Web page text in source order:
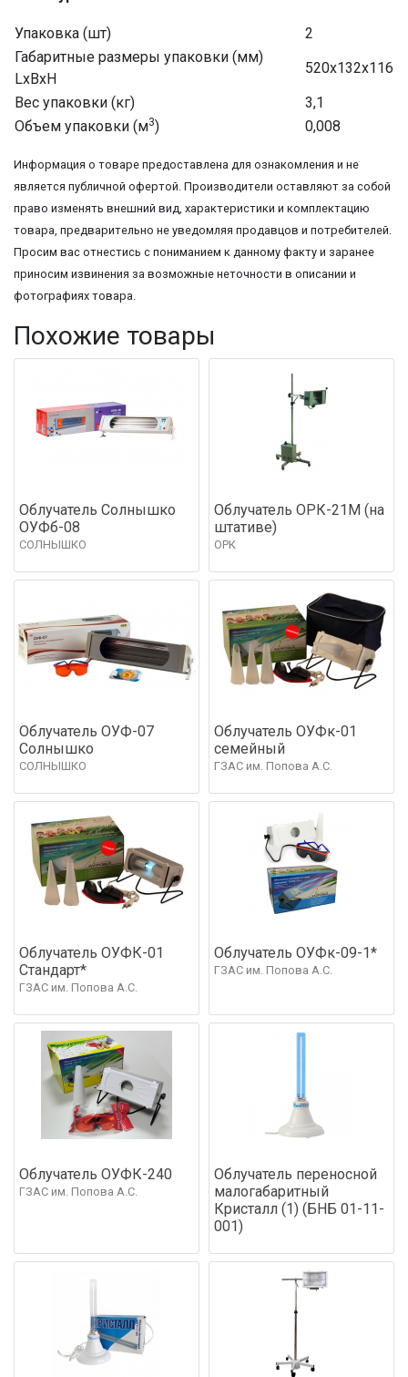
Упаковка (шт)
2
Габаритные размеры упаковки (мм)
LxBxH
520х132х116
Вес упаковки (кг)
3,1
Объем упаковки (м3) 0,008
Информация о товаре предоставлена для ознакомления и не
является публичной офертой. Производители оставляют за собой
право изменять внешний вид, характеристики и комплектацию
товара, предварительно не уведомляя продавцов и потребителей.
Просим вас отнестись с пониманием к данному факту и заранее
приносим извинения за возможные неточности в описании и
фотографиях товара.
Похожие товары
Облучатель Солнышко
ОУФб-08
СОЛНЫШКО
Облучатель ОРК-21М (на
штативе)
ОРК
Облучатель ОУФ-07
Солнышко
СОЛНЫШКО
Облучатель ОУФк-01
семейный
ГЗАС им. Попова А.С.
Облучатель ОУФК-01
Стандарт*
ГЗАС им. Попова А.С.
Облучатель ОУФк-09-1*
ГЗАС им. Попова А.С.
Облучатель ОУФК-240
ГЗАС им. Попова А.С.
Облучатель переносной
малогабаритный
Кристалл (1) (БНБ 01-11-
001)